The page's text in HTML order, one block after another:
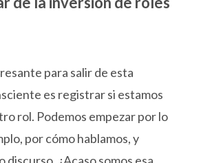
para salir de esta
es registrar si estamos
rol. Podemos empezar por lo
por cómo hablamos, y